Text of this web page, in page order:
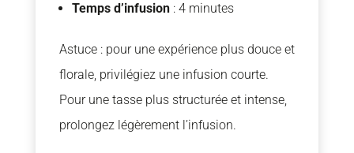
Temps d’infusion: 4 minutes
Astuce : pour une expérience plus douce et
florale, privilégiez une infusion courte.
Pour une tasse plus structurée et intense,
prolongez légèrement l’infusion.